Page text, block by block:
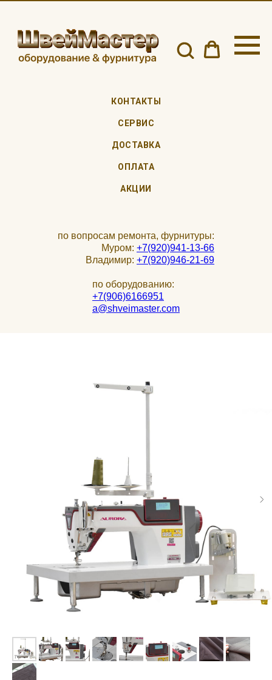
КОНТАКТЫ
СЕРВИС
ДОСТАВКА
ОПЛАТА
АКЦИИ
по вопросам ремонта, фурнитуры:
Муром: +7(920)941-13-66
Владимир: +7(920)946-21-69
по оборудованию:
+7(906)6166951
a@shveimaster.com